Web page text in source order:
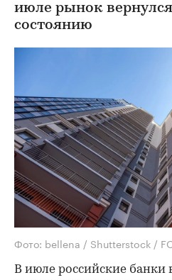
июле рынок
состоянию
Фото: bellena / Shutterstock /
В июле российские банки